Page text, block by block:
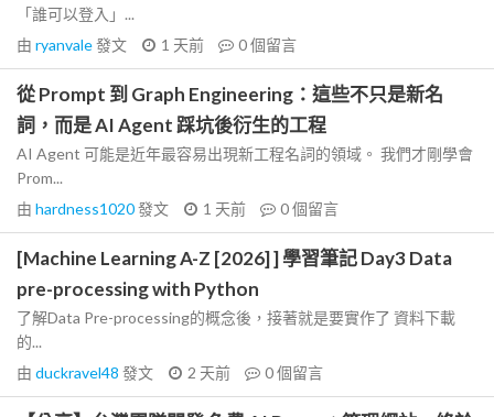
「誰可以登入」...
由 ryanvale發文 1 天前 0個留言
從 Prompt 到 Graph Engineering：這些不只是新名
詞，而是 AI Agent 踩坑後衍生的工程
AI Agent 可能是近年最容易出現新工程名詞的領域。 我們才剛學會
Prom...
由 hardness1020發文 1 天前 0個留言
[Machine Learning A-Z [2026] ] 學習筆記 Day3 Data
pre-processing with Python
了解Data Pre-processing的概念後，接著就是要實作了 資料下載
的...
由 duckravel48 發文 2 天前 0個留言